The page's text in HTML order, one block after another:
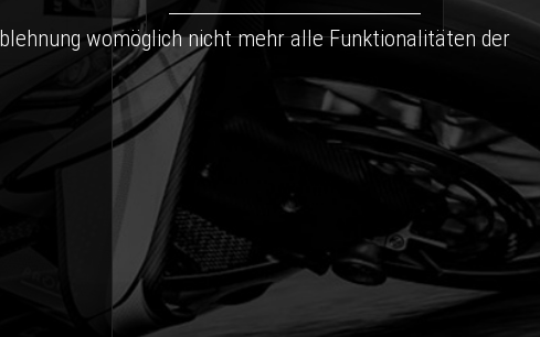
womöglich nicht mehr alle Funktionalitäten der